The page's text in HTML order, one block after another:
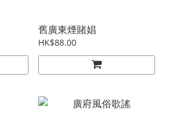
舊廣東煙賭娼
HK$88.00